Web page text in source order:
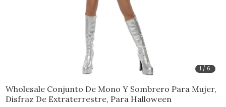
1 / 6
Wholesale Conjunto De Mono Y Sombrero Para Mujer,
Disfraz De Extraterrestre, Para Halloween